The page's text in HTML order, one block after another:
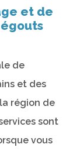
et de
de
et des
région de
sont
vous